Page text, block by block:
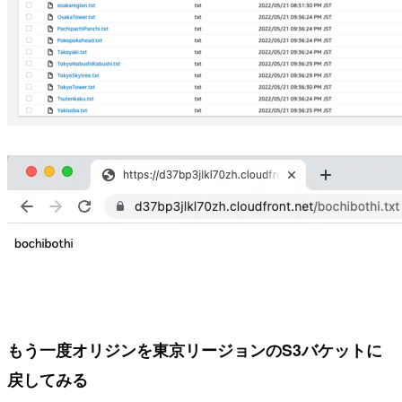
もう一度オリジンを東京リージョンのS3バケットに
戻してみる